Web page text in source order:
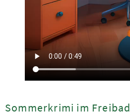
Sommerkrimi im Freibad